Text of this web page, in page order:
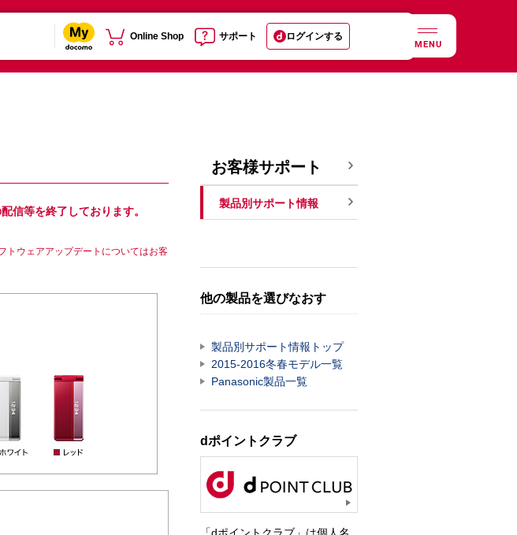
Online Shop サポート ログインする
MENU
信等を終了しております。
トウェアアップデートについてはお客
お客様サポート
製品別サポート情報
他の製品を選びなおす
製品別サポート情報トップ
2015-2016冬春モデル一覧
Panasonic製品一覧
dポイントクラブ